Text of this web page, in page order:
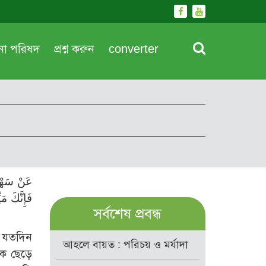
পরিষদ প্রশ্ন করুন converter
عَنْ
فَإِنَّكَ
যতদিন
ছেড়ে
সর্বশেষ প্রবন্ধ
আহলে বায়ত : পরিচয় ও মর্যাদা